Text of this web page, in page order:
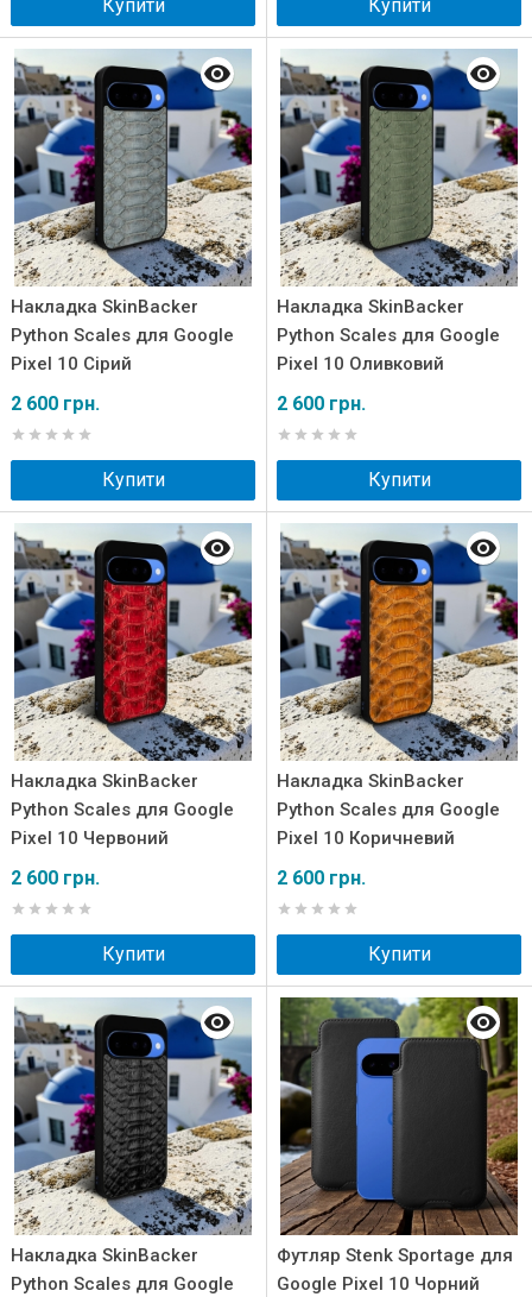
Купити Купити
Накладка SkinBacker
Python Scales для Google
Pixel 10 Сірий
2 600 грн.
Купити
Накладка SkinBacker
Python Scales для Google
Pixel 10 Оливковий
2 600 грн.
Купити
Накладка SkinBacker
Python Scales для Google
Pixel 10 Червоний
2 600 грн.
Купити
Накладка SkinBacker
Python Scales для Google
Pixel 10 Коричневий
2 600 грн.
Купити
Накладка SkinBacker
Python Scales для Google
Футляр Stenk Sportage для
Google Pixel 10 Чорний